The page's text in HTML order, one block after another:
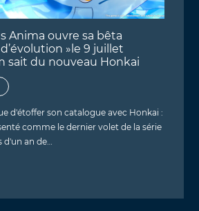
Anima ouvre sa bêta
»le 9 juillet
sait du nouveau Honkai
d'étoffer son catalogue avec Honkai :
comme le dernier volet de la série
d'un an de…